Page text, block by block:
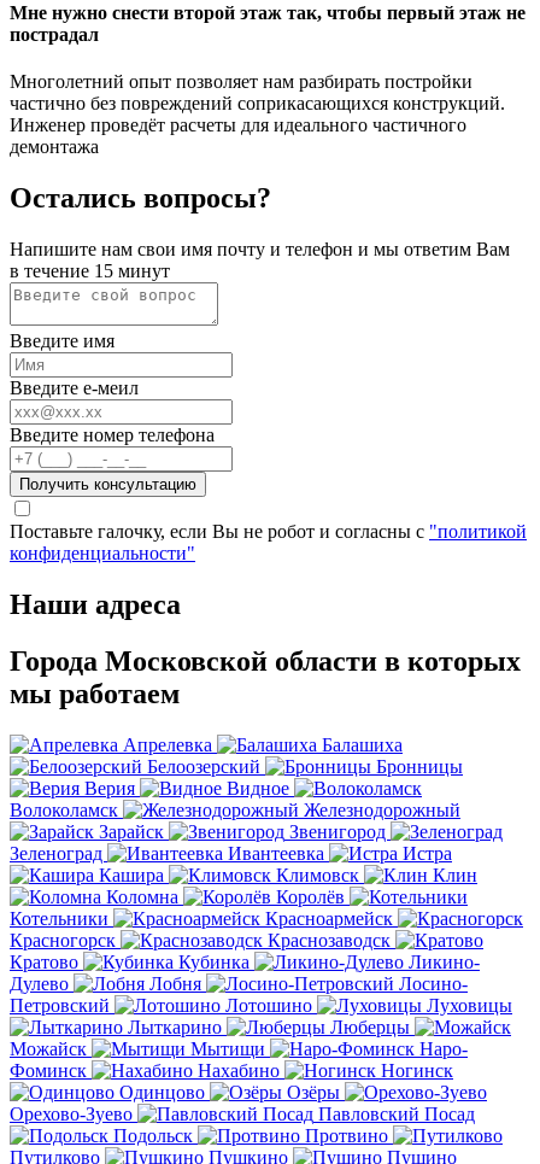
Мне нужно снести второй этаж так, чтобы первый этаж не
пострадал
Многолетний опыт позволяет нам разбирать постройки
частично без повреждений соприкасающихся конструкций.
Инженер проведёт расчеты для идеального частичного
демонтажа
Остались вопросы?
Напишите нам свои имя почту и телефон и мы ответим Вам
в течение 15 минут
Введите имя
Введите е-меил
Введите номер телефона
Получить консультацию
Поставьте галочку, если Вы не робот и согласны с "политикой
конфиденциальности"
Наши адреса
Города Московской области в которых
мы работаем
Апрелевка
Балашиха
Белоозерский
Бронницы
Верия
Видное
Волоколамск
Железнодорожный
Зарайск
Звенигород
Зеленоград
Ивантеевка
Истра
Кашира
Климовск
Клин
Коломна
Королёв
Котельники
Красноармейск
Красногорск
Краснозаводск
Кратово
Кубинка
Ликино-
Дулево
Лобня
Лосино-
Петровский
Лотошино
Луховицы
Лыткарино
Люберцы
Можайск
Мытищи
Наро-
Фоминск
Нахабино
Ногинск
Одинцово
Озёры
Орехово-Зуево
Павловский Посад
Подольск
Протвино
Путилково
Пушкино Пущино